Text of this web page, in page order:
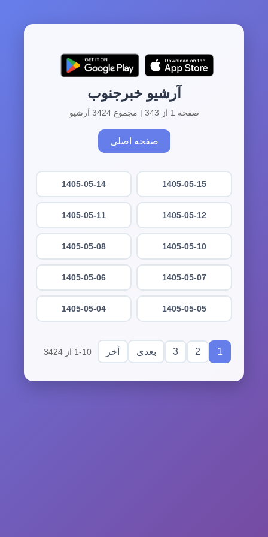
آرشیو خبرجنوب
صفحه 1 از 343 | مجموع 3424 آرشیو
صفحه اصلی
1405-05-15
1405-05-14
1405-05-12
1405-05-11
1405-05-10
1405-05-08
1405-05-07
1405-05-06
1405-05-05
1405-05-04
1
2
3 بعدی آخر 1-10 از 3424